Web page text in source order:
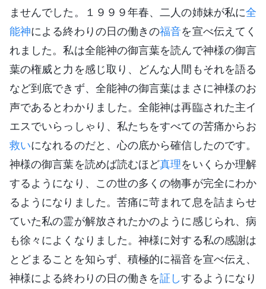
ませんでした。１９９９年春、二人の姉妹が私に全
能神による終わりの日の働きの福音を宣べ伝えてく
れました。私は全能神の御言葉を読んで神様の御言
葉の権威と力を感じ取り、どんな人間もそれを語る
など到底できず、全能神の御言葉はまさに神様のお
声であるとわかりました。全能神は再臨された主イ
エスでいらっしゃり、私たちをすべての苦痛からお
救いになれるのだと、心の底から確信したのです。
神様の御言葉を読めば読むほど真理をいくらか理解
するようになり、この世の多くの物事が完全にわか
るようになりました。苦痛に苛まれて息を詰まらせ
ていた私の霊が解放されたかのように感じられ、病
も徐々によくなりました。神様に対する私の感謝は
とどまることを知らず、積極的に福音を宣べ伝え、
神様による終わりの日の働きを証しするようになり